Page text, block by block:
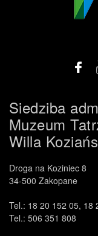
Siedziba
Muzeum
Willa
Droga na Koziniec 8
34-500 Zakopane
Tel.: 18 20 152 05, 18
Tel.: 506 351 808